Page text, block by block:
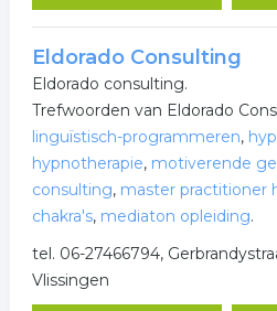
Eldorado Consulting
Eldorado consulting.
Trefwoorden van Eldorado
linguïstisch-programmeren,
hypnotherapie, motiverende
consulting, master practitioner
chakra's, mediaton opleiding.
tel. 06-27466794,
Vlissingen